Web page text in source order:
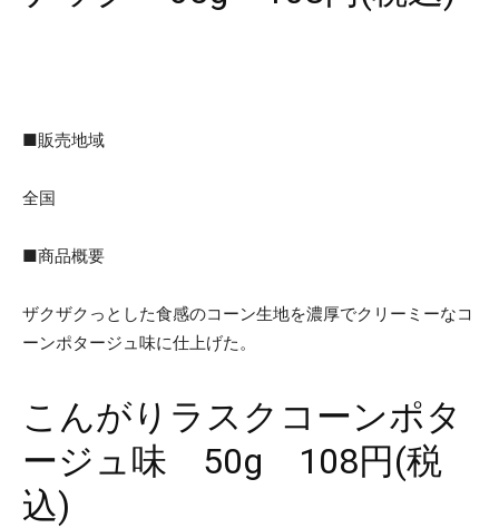
■販売地域
全国
■商品概要
ザクザクっとした食感のコーン生地を濃厚でクリーミーなコ
ーンポタージュ味に仕上げた。
こんがりラスクコーンポタ
ージュ味 50g 108円(税
込)